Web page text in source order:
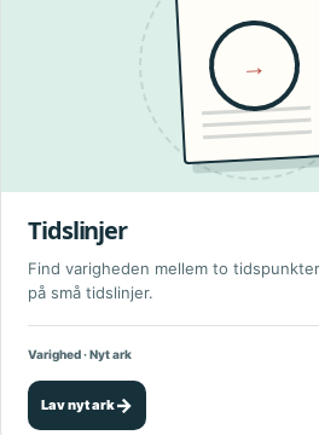
→
Tidslinjer
Find varigheden mellem to
på små tidslinjer.
Varighed · Nyt ark
Lav nyt ark→